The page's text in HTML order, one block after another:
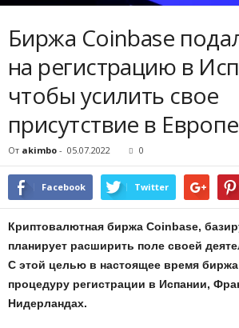
Биржа Coinbase
на регистрацию в
чтобы усилить свое
присутствие в Европе
От akimbo - 05.07.2022 0
Facebook Twitter
Криптовалютная биржа Coinbase,
планирует расширить поле своей
С этой целью в настоящее время
процедуру регистрации в Испании,
Нидерландах.